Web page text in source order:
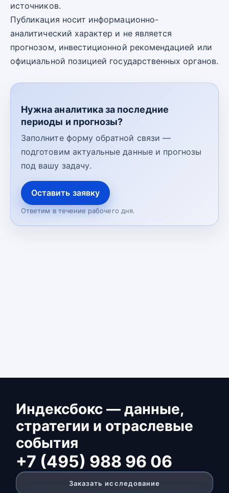
источников.
Публикация носит информационно-
аналитический характер и не является
прогнозом, инвестиционной рекомендацией или
официальной позицией государственных органов.
Нужна аналитика за последние
периоды и прогнозы?
Заполните форму обратной связи —
подготовим актуальные данные и прогнозы
под вашу задачу.
Оставить заявку
Ответим в течение рабочего дня.
Индексбокс — данные,
стратегии и отраслевые
события
+7 (495) 988 96 06
Заказать исследование